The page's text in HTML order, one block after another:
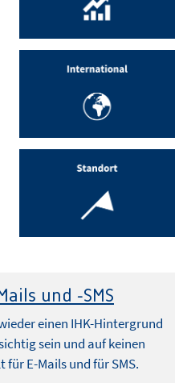
und -SMS
einen IHK-Hintergrund
sein und auf keinen
für E-Mails und für SMS.